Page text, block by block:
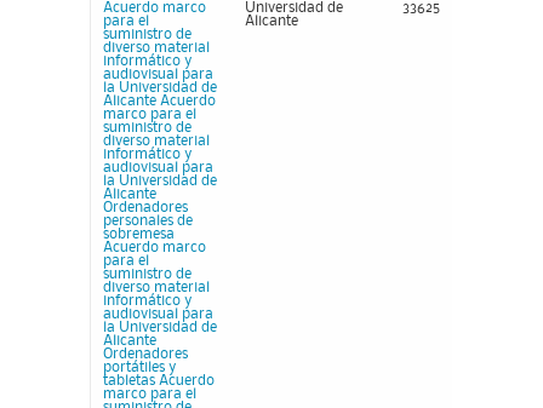
Acuerdo marco
para el
suministro de
diverso material
informático y
audiovisual para
la Universidad de
Alicante Acuerdo
marco para el
suministro de
diverso material
informático y
audiovisual para
la Universidad de
Alicante
Ordenadores
personales de
sobremesa
Acuerdo marco
para el
suministro de
diverso material
informático y
audiovisual para
la Universidad de
Alicante
Ordenadores
portátiles y
tabletas Acuerdo
marco para el
Universidad de
Alicante
33625